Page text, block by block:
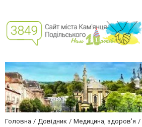
Головна Довідник Медицина, здоров'я